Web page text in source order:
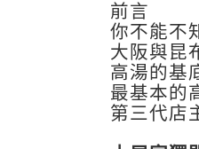
前言
你不能不
大阪與昆
高湯的基
最基本的
第三代店